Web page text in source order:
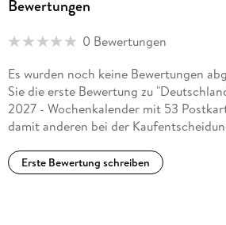
Bewertungen
0 Bewertungen
Es wurden noch keine Bewertungen
Sie die erste Bewertung zu
2027 - Wochenkalender mit 53
damit anderen bei der
Erste Bewertung schreiben